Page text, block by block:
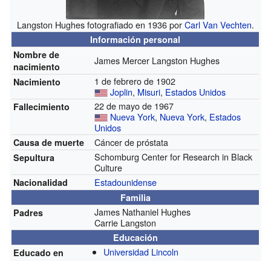
Langston Hughes fotografiado en 1936 porCarl Van Vechten.
Información personal
Nombre de
nacimiento
James Mercer Langston Hughes
Nacimiento
1 de febrero de 1902
Joplin, Misuri, Estados Unidos
Fallecimiento
22 de mayo de 1967
Nueva York, Nueva York, Estados
Unidos
Causa de muerte Cáncer de próstata
Sepultura
Schomburg Center for Research in Black
Culture
Nacionalidad Estadounidense
Familia
Padres
James Nathaniel Hughes
Carrie Langston
Educación
Educado en
Universidad Lincoln